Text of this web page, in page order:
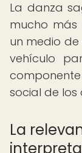
La danza
mucho más
un medio
vehículo
social de los
La